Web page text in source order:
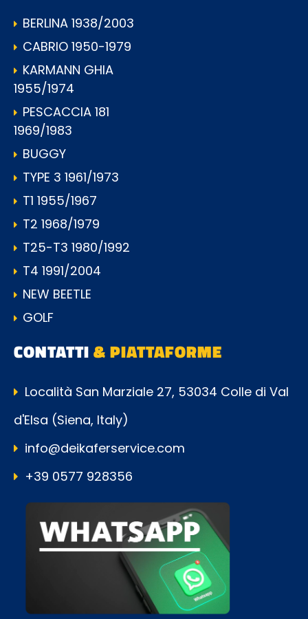
BERLINA 1938/2003
CABRIO 1950-1979
KARMANN GHIA
1955/1974
PESCACCIA 181
1969/1983
BUGGY
TYPE 3 1961/1973
T1 1955/1967
T2 1968/1979
T25-T3 1980/1992
T4 1991/2004
NEW BEETLE
GOLF
CONTATTI& PIATTAFORME
Località San Marziale 27, 53034 Colle di Val
d'Elsa (Siena, Italy)
info@deikaferservice.com
+39 0577 928356